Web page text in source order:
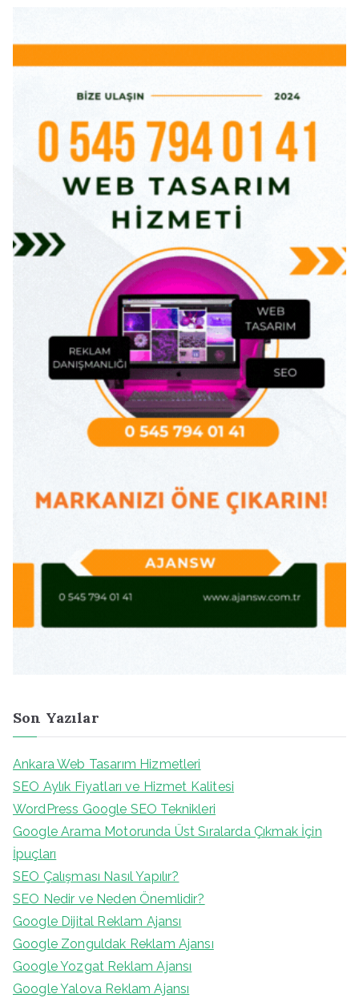
Son Yazılar
Ankara Web Tasarım Hizmetleri
SEO Aylık Fiyatları ve Hizmet Kalitesi
WordPress Google SEO Teknikleri
Google Arama Motorunda Üst Sıralarda Çıkmak İçin
İpuçları
SEO Çalışması Nasıl Yapılır?
SEO Nedir ve Neden Önemlidir?
Google Dijital Reklam Ajansı
Google Zonguldak Reklam Ajansı
Google Yozgat Reklam Ajansı
Google Yalova Reklam Ajansı